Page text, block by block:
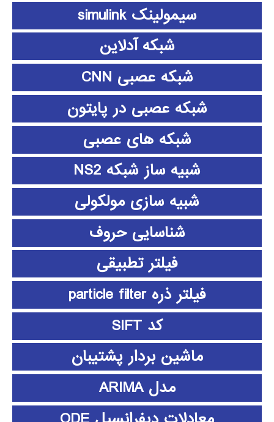
سیمولینک simulink
شبکه آدلاین
شبکه عصبی CNN
شبکه عصبی در پایتون
شبکه های عصبی
شبیه ساز شبکه NS2
شبیه سازی مولکولی
شناسایی حروف
فیلتر تطبیقی
فیلتر ذره particle filter
کد SIFT
ماشین بردار پشتیبان
مدل ARIMA